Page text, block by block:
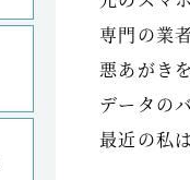
専門の業
悪あがき
データの
最近の私